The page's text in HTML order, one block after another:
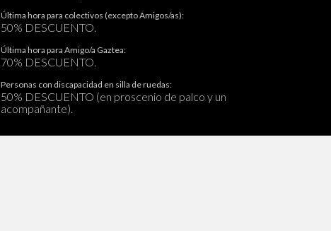
Última hora para colectivos (excepto Amigos/as):
50% DESCUENTO.
Última hora para Amigo/a Gaztea:
70% DESCUENTO.
Personas con discapacidad en silla de ruedas:
50% DESCUENTO (en proscenio de palco y un
acompañante).